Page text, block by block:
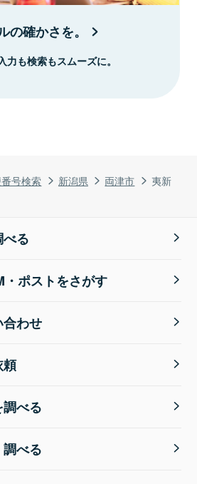
号検索 新潟県 両津市 夷新
の確かさを。
も検索もスムーズに。
る
・ポストをさがす
わせ
頼
べる
べる